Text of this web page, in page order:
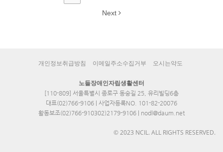
Next
개인정보취급방침 이메일주소수집거부 오시는약도
노들장애인자립생활센터
[110-809] 서울특별시 종로구 동숭길 25, 유리빌딩6층
대표(02)766-9106 | 사업자등록NO. 101-82-20076
활동보조(02)766-910302)2179-9106 | nodl@daum.net
© 2023 NCIL. ALL RIGHTS RESERVED.